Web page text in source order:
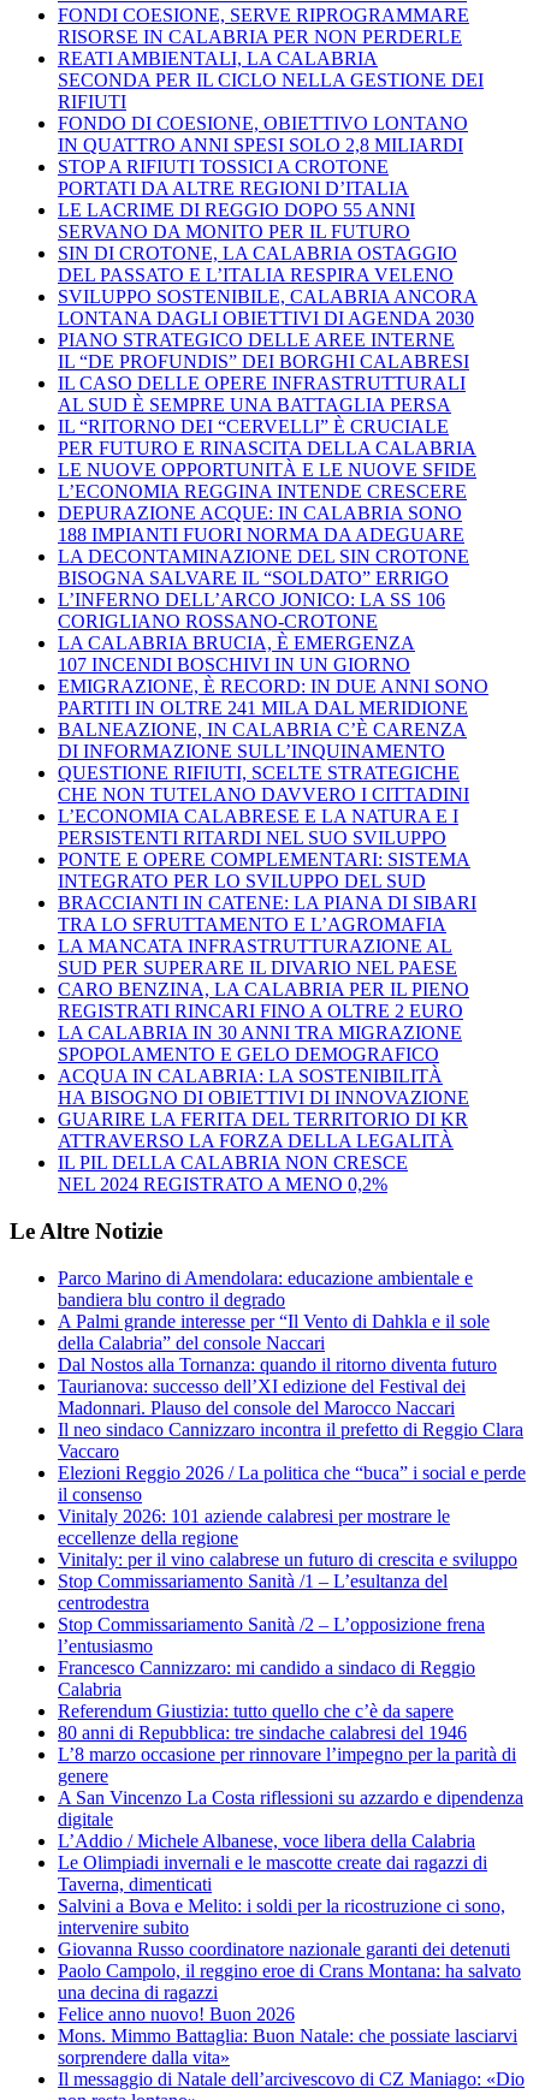
FONDI COESIONE, SERVE RIPROGRAMMARE
RISORSE IN CALABRIA PER NON PERDERLE
REATI AMBIENTALI, LA CALABRIA
SECONDA PER IL CICLO NELLA GESTIONE DEI
RIFIUTI
FONDO DI COESIONE, OBIETTIVO LONTANO
IN QUATTRO ANNI SPESI SOLO 2,8 MILIARDI
STOP A RIFIUTI TOSSICI A CROTONE
PORTATI DA ALTRE REGIONI D’ITALIA
LE LACRIME DI REGGIO DOPO 55 ANNI
SERVANO DA MONITO PER IL FUTURO
SIN DI CROTONE, LA CALABRIA OSTAGGIO
DEL PASSATO E L’ITALIA RESPIRA VELENO
SVILUPPO SOSTENIBILE, CALABRIA ANCORA
LONTANA DAGLI OBIETTIVI DI AGENDA 2030
PIANO STRATEGICO DELLE AREE INTERNE
IL “DE PROFUNDIS” DEI BORGHI CALABRESI
IL CASO DELLE OPERE INFRASTRUTTURALI
AL SUD È SEMPRE UNA BATTAGLIA PERSA
IL “RITORNO DEI “CERVELLI” È CRUCIALE
PER FUTURO E RINASCITA DELLA CALABRIA
LE NUOVE OPPORTUNITÀ E LE NUOVE SFIDE
L’ECONOMIA REGGINA INTENDE CRESCERE
DEPURAZIONE ACQUE: IN CALABRIA SONO
188 IMPIANTI FUORI NORMA DA ADEGUARE
LA DECONTAMINAZIONE DEL SIN CROTONE
BISOGNA SALVARE IL “SOLDATO” ERRIGO
L’INFERNO DELL’ARCO JONICO: LA SS 106
CORIGLIANO ROSSANO-CROTONE
LA CALABRIA BRUCIA, È EMERGENZA
107 INCENDI BOSCHIVI IN UN GIORNO
EMIGRAZIONE, È RECORD: IN DUE ANNI SONO
PARTITI IN OLTRE 241 MILA DAL MERIDIONE
BALNEAZIONE, IN CALABRIA C’È CARENZA
DI INFORMAZIONE SULL’INQUINAMENTO
QUESTIONE RIFIUTI, SCELTE STRATEGICHE
CHE NON TUTELANO DAVVERO I CITTADINI
L’ECONOMIA CALABRESE E LA NATURA E I
PERSISTENTI RITARDI NEL SUO SVILUPPO
PONTE E OPERE COMPLEMENTARI: SISTEMA
INTEGRATO PER LO SVILUPPO DEL SUD
BRACCIANTI IN CATENE: LA PIANA DI SIBARI
TRA LO SFRUTTAMENTO E L’AGROMAFIA
LA MANCATA INFRASTRUTTURAZIONE AL
SUD PER SUPERARE IL DIVARIO NEL PAESE
CARO BENZINA, LA CALABRIA PER IL PIENO
REGISTRATI RINCARI FINO A OLTRE 2 EURO
LA CALABRIA IN 30 ANNI TRA MIGRAZIONE
SPOPOLAMENTO E GELO DEMOGRAFICO
ACQUA IN CALABRIA: LA SOSTENIBILITÀ
HA BISOGNO DI OBIETTIVI DI INNOVAZIONE
GUARIRE LA FERITA DEL TERRITORIO DI KR
ATTRAVERSO LA FORZA DELLA LEGALITÀ
IL PIL DELLA CALABRIA NON CRESCE
NEL 2024 REGISTRATO A MENO 0,2%
Le Altre Notizie
Parco Marino di Amendolara: educazione ambientale e
bandiera blu contro il degrado
A Palmi grande interesse per “Il Vento di Dahkla e il sole
della Calabria” del console Naccari
Dal Nostos alla Tornanza: quando il ritorno diventa futuro
Taurianova: successo dell’XI edizione del Festival dei
Madonnari. Plauso del console del Marocco Naccari
Il neo sindaco Cannizzaro incontra il prefetto di Reggio Clara
Vaccaro
Elezioni Reggio 2026 / La politica che “buca” i social e perde
il consenso
Vinitaly 2026: 101 aziende calabresi per mostrare le
eccellenze della regione
Vinitaly: per il vino calabrese un futuro di crescita e sviluppo
Stop Commissariamento Sanità /1 – L’esultanza del
centrodestra
Stop Commissariamento Sanità /2 – L’opposizione frena
l’entusiasmo
Francesco Cannizzaro: mi candido a sindaco di Reggio
Calabria
Referendum Giustizia: tutto quello che c’è da sapere
80 anni di Repubblica: tre sindache calabresi del 1946
L’8 marzo occasione per rinnovare l’impegno per la parità di
genere
A San Vincenzo La Costa riflessioni su azzardo e dipendenza
digitale
L’Addio / Michele Albanese, voce libera della Calabria
Le Olimpiadi invernali e le mascotte create dai ragazzi di
Taverna, dimenticati
Salvini a Bova e Melito: i soldi per la ricostruzione ci sono,
intervenire subito
Giovanna Russo coordinatore nazionale garanti dei detenuti
Paolo Campolo, il reggino eroe di Crans Montana: ha salvato
una decina di ragazzi
Felice anno nuovo! Buon 2026
Mons. Mimmo Battaglia: Buon Natale: che possiate lasciarvi
sorprendere dalla vita»
Il messaggio di Natale dell’arcivescovo di CZ Maniago: «Dio